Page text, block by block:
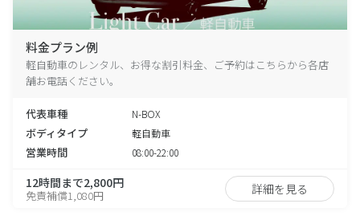
料金プラン例
軽自動車のレンタル、お得な割引料金、ご予約はこちらから各店
舗お電話ください。
代表車種 N-BOX
ボディタイプ 軽自動車
営業時間 08:00-22:00
12時間まで2,800円
免責補償1,080円 詳細を見る